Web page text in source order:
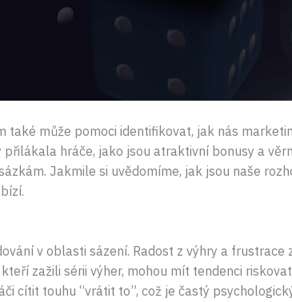
také může pomoci identifikovat, jak nás
hráče, jako jsou atraktivní bonusy a
Jakmile si uvědomíme, jak jsou naše
v oblasti sázení. Radost z výhry a
zažili sérii výher, mohou mít tendenci
cítit touhu “vrátit to”, což je častý